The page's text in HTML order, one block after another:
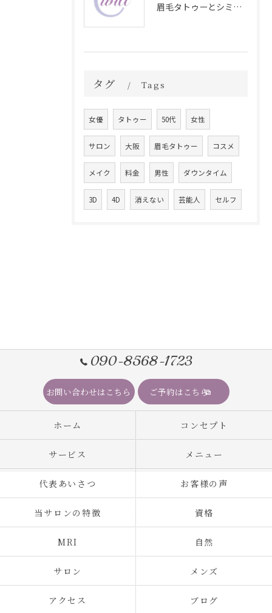
眉毛タトゥーとシミ予防に効く食材解説
タグ Tags
女優 タトゥー 50代 女性
サロン 大阪 眉毛タトゥー コスメ
メイク 料金 男性 ダウンタイム
3D 4D 消えない 芸能人 セルフ
090-8568-1723
お問い合わせはこちら ご予約はこちら
ホーム コンセプト
サービス メニュー
代表あいさつ お客様の声
当サロンの特徴 資格
MRI 自然
サロン メンズ
アクセス ブログ